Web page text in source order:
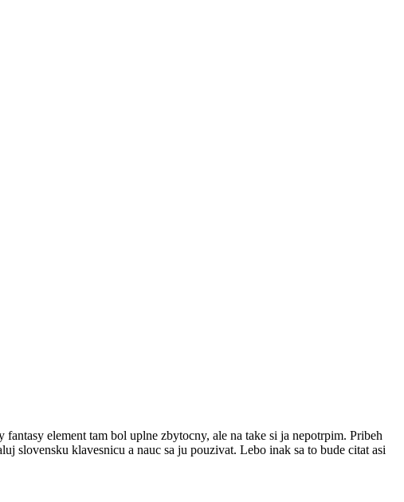
element tam bol uplne zbytocny, ale na take si ja nepotrpim. Pribeh
slovensku klavesnicu a nauc sa ju pouzivat. Lebo inak sa to bude citat asi